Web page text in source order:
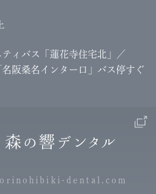
ィバス「蓮花寺住宅北」／
阪桑名インター口」バス停すぐ
dental.com